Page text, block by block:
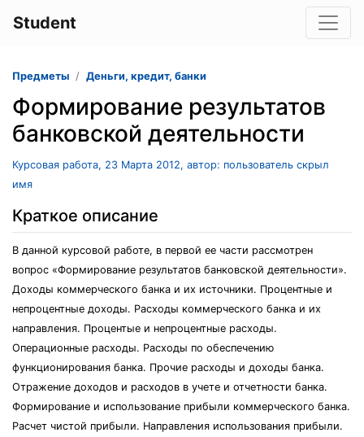
Student
Предметы Деньги, кредит, банки
Формирование результатов
банковской деятельности
Курсовая работа, 23 Марта 2012, автор: пользователь скрыл
имя
Краткое описание
В данной курсовой работе, в первой ее части рассмотрен
вопрос «Формирование результатов банковской деятельности».
Доходы коммерческого банка и их источники. Процентные и
непроцентные доходы. Расходы коммерческого банка и их
направления. Процентые и непроцентные расходы.
Операционные расходы. Расходы по обеспечению
функционирования банка. Прочие расходы и доходы банка.
Отражение доходов и расходов в учете и отчетности банка.
Формирование и использование прибыли коммерческого банка.
Расчет чистой прибыли. Направления использования прибыли.